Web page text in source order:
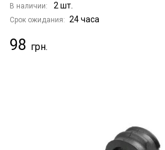
В наличии: 2 шт.
Срок ожидания: 24 часа
98